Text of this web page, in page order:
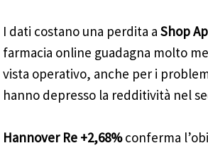
I dati costano una perdita aShop
farmacia online guadagna molto
vista operativo, anche per i
hanno depresso la redditività nel
Hannover Re +2,68%conferma